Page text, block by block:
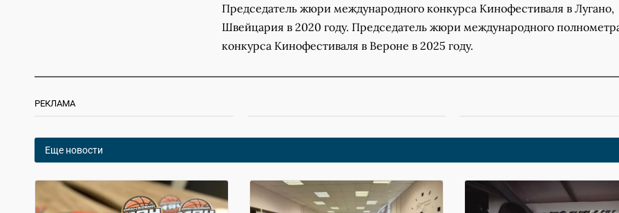
Председатель жюри международного конкурса Кинофестиваля в Лугано,
Швейцария в 2020 году. Председатель жюри международного
конкурса Кинофестиваля в Вероне в 2025 году.
РЕКЛАМА
Еще новости